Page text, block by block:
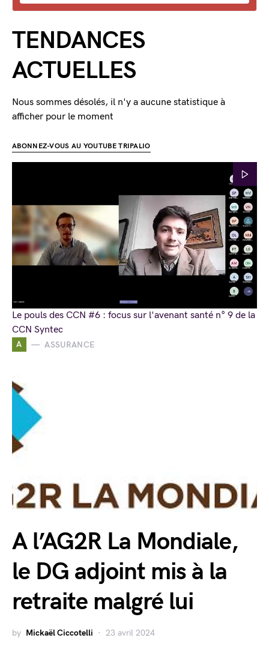
A ASSURANCE
A l’AG2R La Mondiale,
le DG adjoint mis à la
retraite malgré lui
by Mickaël Ciccotelli 23 avril 2024
TENDANCES
ACTUELLES
Nous sommes désolés, il n'y a aucune statistique à
afficher pour le moment
ABONNEZ-VOUS AU YOUTUBE TRIPALIO
Le pouls des CCN #6 : focus sur l'avenant santé n° 9 de la
CCN Syntec